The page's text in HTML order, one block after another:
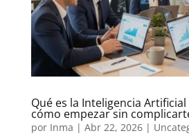
Qué es la Inteligencia
cómo empezar sin
por Inma | Abr 22, 2026|